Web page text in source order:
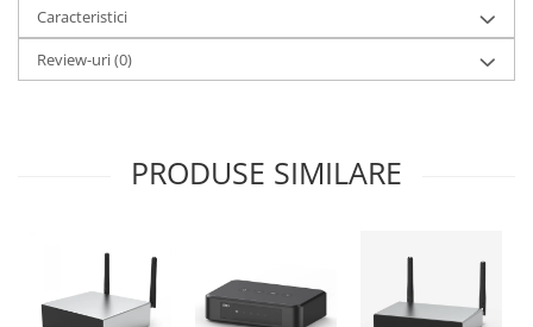
Caracteristici
Review-uri(0)
PRODUSE SIMILARE